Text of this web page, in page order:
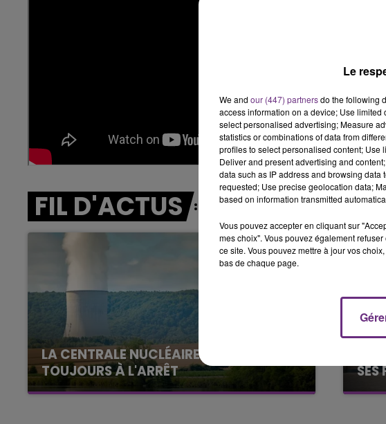
FIL D'ACTUS
LA CENTRALE NUCLÉAIRE DE CHOOZ
TOUJOURS À L'ARRÊT
Cela fait déjà une semaine que la centrale
SES
7h00 - 11h00
BEST OF
Le
We and our (447) partnersdo the following
access information on a device; Use
select personalised advertising; Measure
statistics or combinations of data from
profiles to select personalised content; Use
Deliver and present advertising and
data such as IP address and browsing
requested; Use precise geolocation data;
based on information transmitted
Vous pouvez accepter en cliquant sur
mes choix". Vous pouvez également
ce site. Vous pouvez mettre à jour vos
bas de chaque page.